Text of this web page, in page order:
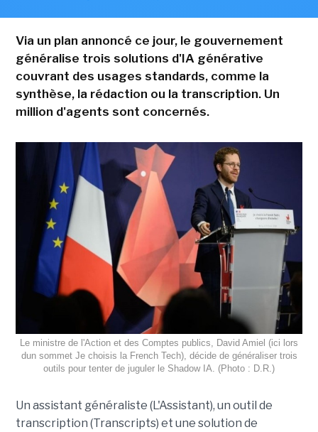
Via un plan annoncé ce jour, le gouvernement
généralise trois solutions d'IA générative
couvrant des usages standards, comme la
synthèse, la rédaction ou la transcription. Un
million d'agents sont concernés.
Le ministre de l'Action et des Comptes publics, David Amiel (ici lors
dun sommet Je choisis la French Tech), décide de généraliser trois
outils pour tenter de juguler le Shadow IA. (Photo : D.R.)
Un assistant généraliste (L'Assistant), un outil de
transcription (Transcripts) et une solution de